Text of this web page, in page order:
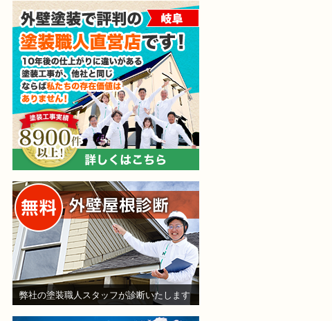
弊社の塗装職人スタッフが診断いたします
せされても売り込みは一切いたしません！ ご相談だけのお電話
・ご質問・無料診断のご依頼フォームはこちら